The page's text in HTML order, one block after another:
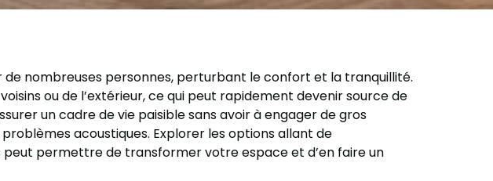
de nombreuses personnes, perturbant le confort et la tranquillité.
ou de l’extérieur, ce qui peut rapidement devenir source de
un cadre de vie paisible sans avoir à engager de gros
acoustiques. Explorer les options allant de
peut permettre de transformer votre espace et d’en faire un